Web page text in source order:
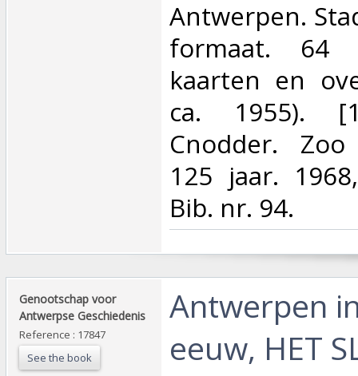
Antwerpen.
formaat.
kaarten en
ca. 1955).
Cnodder.
125 jaar.
Bib. nr. 94.‎
‎Genootschap voor
Antwerpse Geschiedenis‎
Reference : 17847
See the book
‎Antwerpen
eeuw, HET